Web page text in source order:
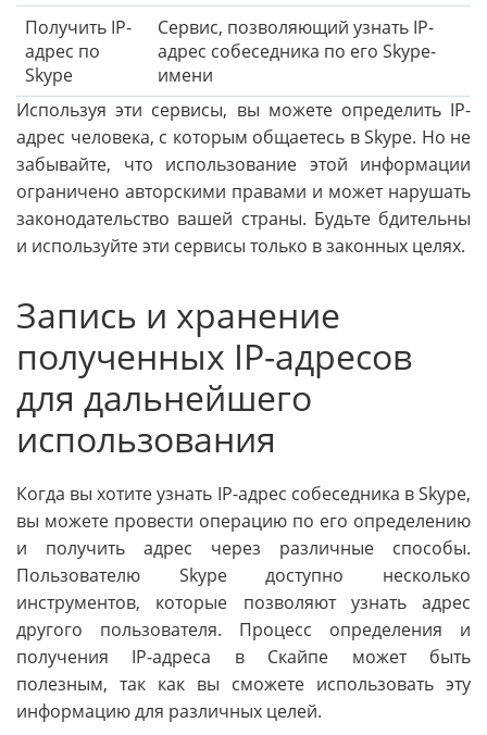
Получить IP-
адрес по
Skype
Сервис, позволяющий узнать IP-
адрес собеседника по его Skype-
имени
Используя эти сервисы, вы можете определить IP-
адрес человека, с которым общаетесь в Skype. Но не
забывайте, что использование этой информации
ограничено авторскими правами и может нарушать
законодательство вашей страны. Будьте бдительны
и используйте эти сервисы только в законных целях.
Запись и хранение
полученных IP-адресов
для дальнейшего
использования
Когда вы хотите узнать IP-адрес собеседника в Skype,
вы можете провести операцию по его определению
и получить адрес через различные способы.
Пользователю Skype доступно несколько
инструментов, которые позволяют узнать адрес
другого пользователя. Процесс определения и
получения IP-адреса в Скайпе может быть
полезным, так как вы сможете использовать эту
информацию для различных целей.